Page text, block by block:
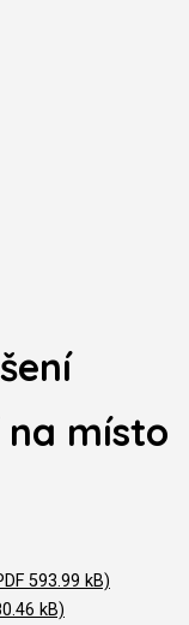
místo
593.99 kB)
kB)